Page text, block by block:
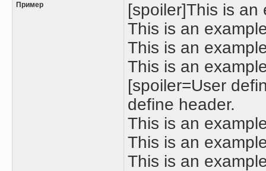
Пример
[spoiler]This is an
This is an
This is an
This is an
[spoiler=User
define header.
This is an
This is an
This is an